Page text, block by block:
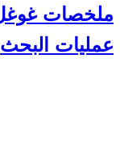
عمليات البحث